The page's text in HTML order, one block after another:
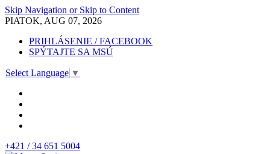
Skip Navigation or Skip to Content
PIATOK, AUG 07, 2026
PRIHLÁSENIE / FACEBOOK
SPÝTAJTE SA MSÚ
Select Language ▼
+421 / 34 651 5004